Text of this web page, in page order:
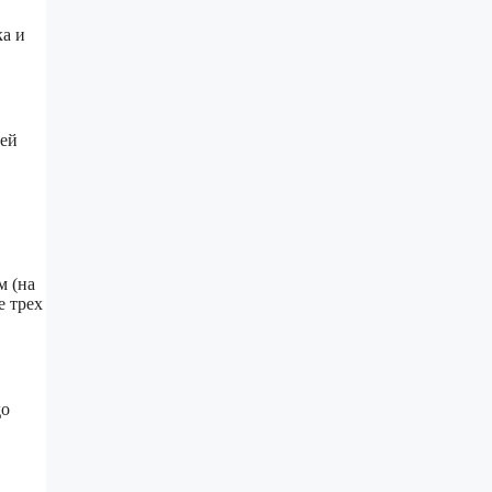
и
(на
трех